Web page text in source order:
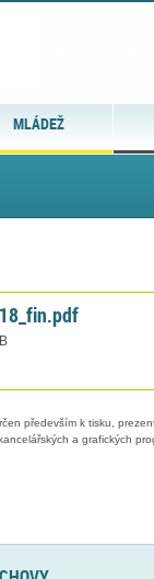
MLÁDEŽ
především k tisku,
a grafických